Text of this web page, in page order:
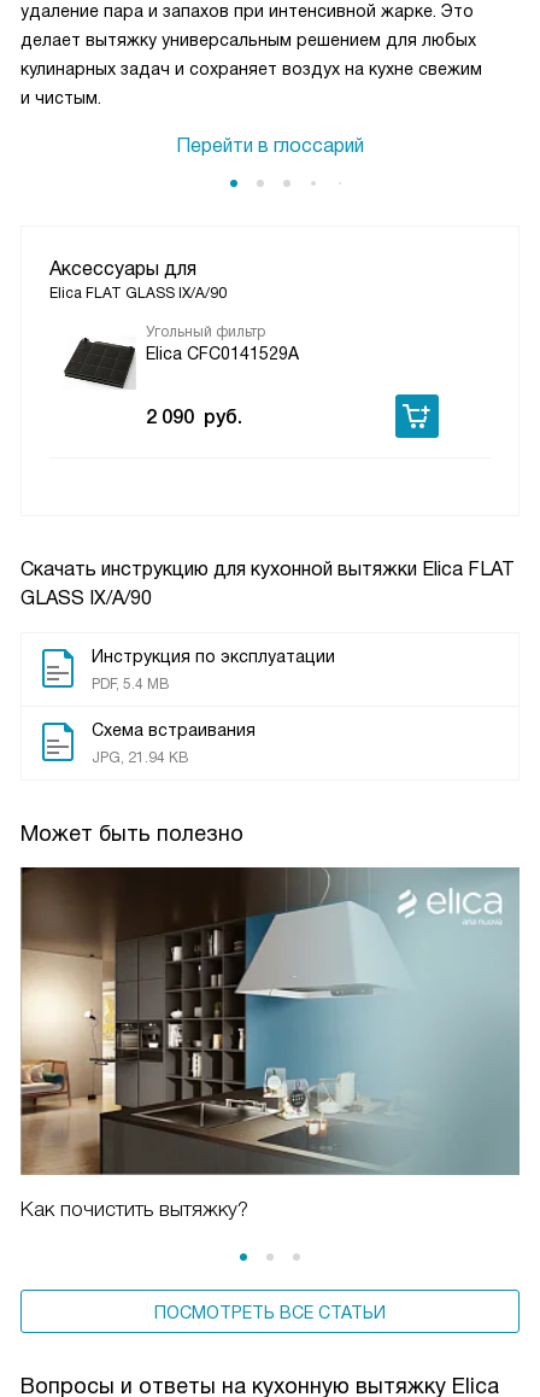
Скачать инструкцию для кухонной вытяжки Elica FLAT
GLASS IX/A/90
Инструкция по эксплуатации
PDF, 5.4 MB
Схема встраивания
JPG, 21.94 KB
Может быть полезно
Как почистить вытяжку?
ПОСМОТРЕТЬ ВСЕ СТАТЬИ
удаление пара и запахов при интенсивной жарке. Это
делает вытяжку универсальным решением для любых
кулинарных задач и сохраняет воздух на кухне свежим
и чистым.
Перейти в глоссарий
Аксессуары для
Elica FLAT GLASS IX/A/90
Угольный фильтр
Elica CFC0141529A
2 090 руб.
Вопросы и ответы на кухонную вытяжку Elica